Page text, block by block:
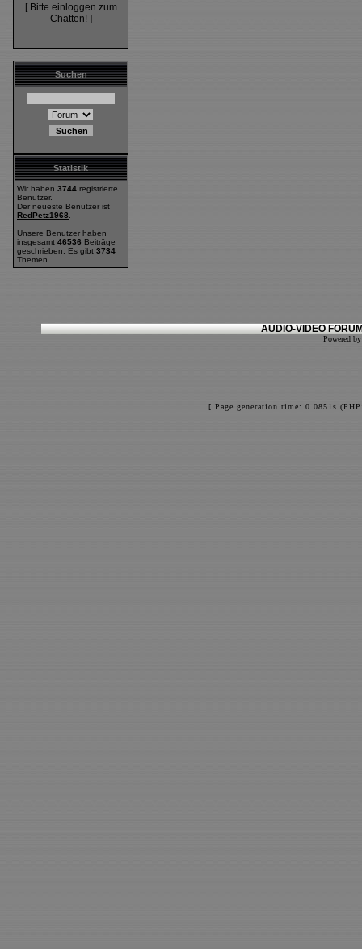
[ Bitte einloggen zum
Chatten! ]
Suchen
Statistik
Wir haben 3744 registrierte
Benutzer.
Der neueste Benutzer ist
RedPetz1968
Unsere Benutzer haben
insgesamt 46536 Beiträge
geschrieben. Es gibt 3734
Themen.
AUDIO-VIDEO
Powered
[ Page generation time: 0.0851s